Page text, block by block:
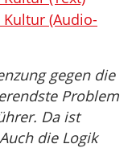
(Audio-
gegen die
Problem
Da ist
die Logik